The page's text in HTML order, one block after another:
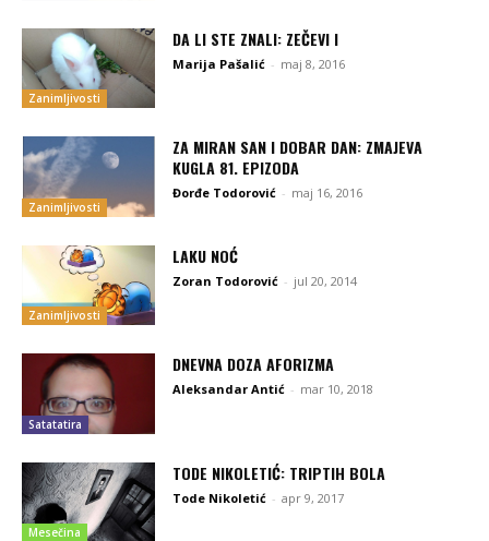
Zanimljivosti
DA LI STE ZNALI: ZEČEVI I
Marija Pašalić - maj 8, 2016
Zanimljivosti
ZA MIRAN SAN I DOBAR DAN: ZMAJEVA
KUGLA 81. EPIZODA
Đorđe Todorović - maj 16, 2016
Zanimljivosti
LAKU NOĆ
Zoran Todorović - jul 20, 2014
Satatatira
DNEVNA DOZA AFORIZMA
Aleksandar Antić - mar 10, 2018
Mesečina
TODE NIKOLETIĆ: TRIPTIH BOLA
Tode Nikoletić - apr 9, 2017